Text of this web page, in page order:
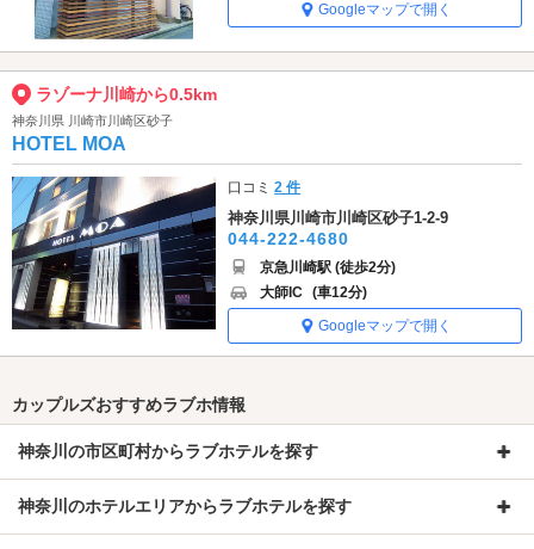
Googleマップで開く
ラゾーナ川崎から0.5km
神奈川県 川崎市川崎区砂子
HOTEL MOA
口コミ2 件
神奈川県川崎市川崎区砂子1-2-9
044-222-4680
京急川崎駅 (徒歩2分)
大師IC (車12分)
Googleマップで開く
カップルズおすすめラブホ情報
神奈川の市区町村からラブホテルを探す
神奈川のホテルエリアからラブホテルを探す